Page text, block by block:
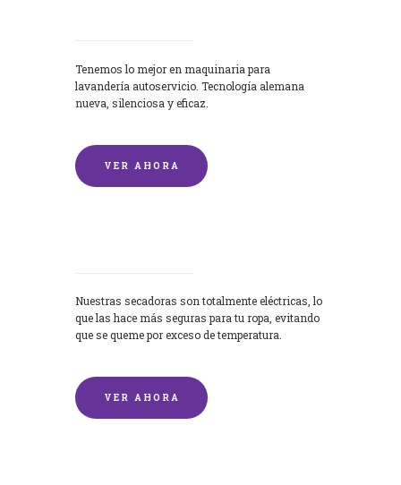
Tenemos lo mejor en maquinaria para
lavandería autoservicio. Tecnología alemana
nueva, silenciosa y eficaz.
VER AHORA
Nuestras secadoras son totalmente eléctricas, lo
que las hace más seguras para tu ropa, evitando
que se queme por exceso de temperatura.
VER AHORA